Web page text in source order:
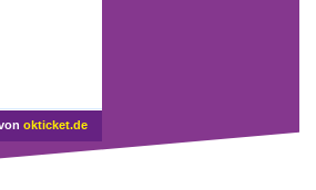
okticket.de